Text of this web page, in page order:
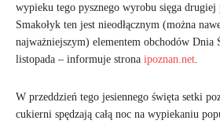
wypieku tego pysznego wyrobu sięga drugiej
Smakołyk ten jest nieodłącznym (można
najważniejszym) elementem obchodów Dnia
listopada – informuje strona ipoznan.net
W przeddzień tego jesiennego święta setki
cukierni spędzają całą noc na wypiekaniu